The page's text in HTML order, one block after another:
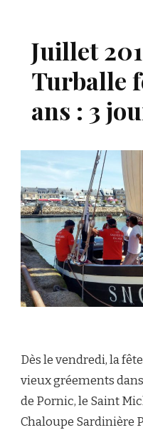
Juillet
Turballe
ans : 3
Dès le vendredi, la
vieux gréements
de Pornic, le Saint
Chaloupe Sardinière